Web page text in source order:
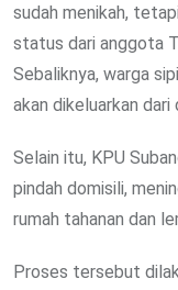
sudah menikah,
status dari anggota
Sebaliknya, warga
akan dikeluarkan dari
Selain itu, KPU
pindah domisili,
rumah tahanan dan
Proses tersebut